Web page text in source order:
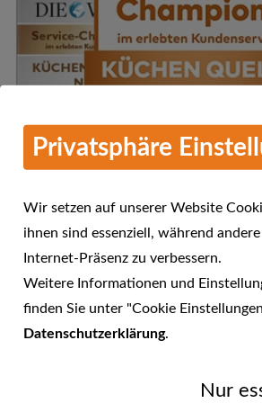
Mehr Informationen
KÜCHEN QUELLE -
Champions 2016 im
Privatsphäre
Wir setzen auf unserer Website
ihnen sind essenziell, während
Internet-Präsenz zu verbessern.
Weitere Informationen und
finden Sie unter "Cookie
Datenschutzerklärung.
Nur